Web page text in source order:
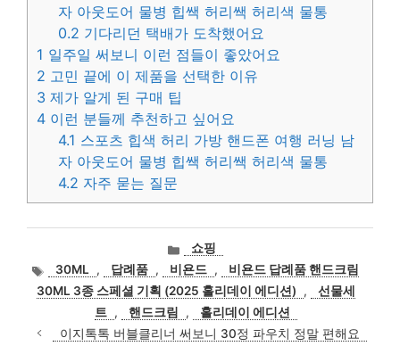
자 아웃도어 물병 힙쌕 허리쌕 허리색 물통
0.2 기다리던 택배가 도착했어요
1 일주일 써보니 이런 점들이 좋았어요
2 고민 끝에 이 제품을 선택한 이유
3 제가 알게 된 구매 팁
4 이런 분들께 추천하고 싶어요
4.1 스포츠 힙색 허리 가방 핸드폰 여행 러닝 남
자 아웃도어 물병 힙쌕 허리쌕 허리색 물통
4.2 자주 묻는 질문
카
테
고
리
쇼핑
태
그
30ML , 답례품 , 비욘드 ,
비욘드 답례품 핸드크림
30ML 3종 스페셜 기획 (2025 홀리데이 에디션)
,
선물세
트 , 핸드크림 ,
홀리데이 에디션
이지톡톡 버블클리너 써보니 30정 파우치 정말 편해요